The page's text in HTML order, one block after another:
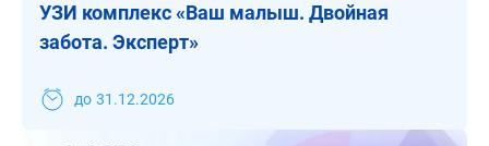
УЗИ комплекс «Ваш малыш. Двойная
забота. Эксперт»
до 31.12.2026